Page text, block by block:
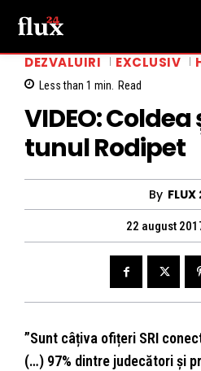
DEZVALUIRI EXCLUSIV
Less than 1 min. Read
VIDEO:
tunul Rodipet
By FLUX
22 august
”Sunt câțiva ofițeri SRI
(…) 97% dintre judecători și